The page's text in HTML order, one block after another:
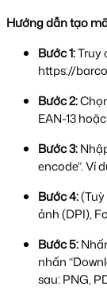
Hướng dẫn tạo
Bước 1: Truy
https://
Bước 2:
EAN-13
Bước 3:
encode”. Ví
Bước 4:
ảnh (DPI),
Bước 5:
nhấn
sau: PNG,